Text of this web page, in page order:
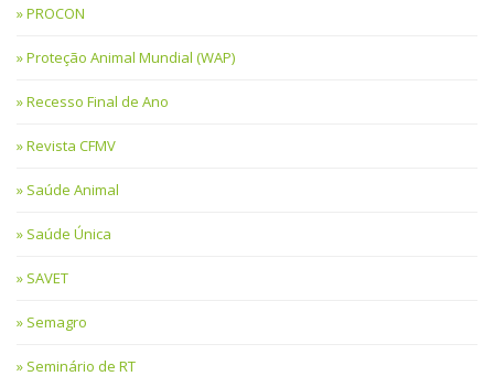
PROCON
Proteção Animal Mundial (WAP)
Recesso Final de Ano
Revista CFMV
Saúde Animal
Saúde Única
SAVET
Semagro
Seminário de RT